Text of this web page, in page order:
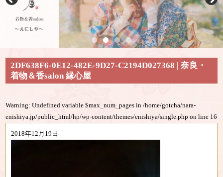
2DF638F6-0E12-482E-9D27-C2194D027368 | 奈良・
着物＆香salon 縁心屋
Warning: Undefined variable $max_num_pages in/home/gotcha/nara-
enishiya.jp/public_html/hp/wp-content/themes/enishiya/single.php on line 16
2018年12月19日